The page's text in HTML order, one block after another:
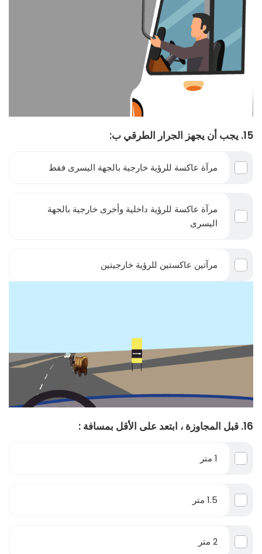
15. يجب أن يجهز الجرار الطرقي ب:
مرآة عاكسة للرؤية خارجية بالجهة اليسرى فقط
مرآة عاكسة للرؤية داخلية وأخرى خارجية بالجهة
اليسرى
مرآتين عاكستين للرؤية خارجيتين
16. قبل المجاوزة ، ابتعد على الأقل بمسافة :
1 متر
1.5 متر
2 متر